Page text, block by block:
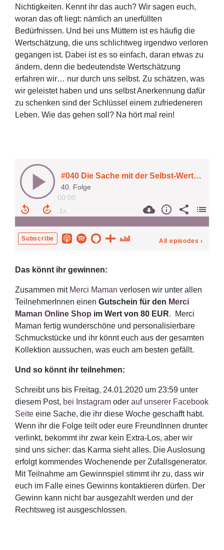
Nichtigkeiten. Kennt ihr das auch? Wir sagen euch,
woran das oft liegt: nämlich an unerfüllten
Bedürfnissen. Und bei uns Müttern ist es häufig die
Wertschätzung, die uns schlichtweg irgendwo verloren
gegangen ist. Dabei ist es so einfach, daran etwas zu
ändern, denn die bedeutendste Wertschätzung
erfahren wir… nur durch uns selbst. Zu schätzen, was
wir geleistet haben und uns selbst Anerkennung dafür
zu schenken sind der Schlüssel einem zufriedeneren
Leben. Wie das gehen soll? Na hört mal rein!
Das könnt ihr gewinnen:
Zusammen mit Merci Maman verlosen wir unter allen
TeilnehmerInnen einen Gutschein für den Merci
Maman Online Shop im Wert von 80 EUR. Merci
Maman fertig wunderschöne und personalisierbare
Schmuckstücke und ihr könnt euch aus der gesamten
Kollektion aussuchen, was euch am besten gefällt.
Und so könnt ihr teilnehmen:
Schreibt uns bis Freitag, 24.01.2020 um 23:59 unter
diesem Post, bei Instagram oder auf unserer Facebook
Seite eine Sache, die ihr diese Woche geschafft habt.
Wenn ihr die Folge teilt oder eure FreundInnen drunter
verlinkt, bekommt ihr zwar kein Extra-Los, aber wir
sind uns sicher: das Karma sieht alles. Die Auslosung
erfolgt kommendes Wochenende per Zufallsgenerator.
Mit Teilnahme am Gewinnspiel stimmt ihr zu, dass wir
euch im Falle eines Gewinns kontaktieren dürfen. Der
Gewinn kann nicht bar ausgezahlt werden und der
Rechtsweg ist ausgeschlossen.